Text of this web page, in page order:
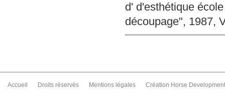
d' d'esthétique
découpage", 1987,
Accueil Droits réservés Mentions légales Création Horse Development